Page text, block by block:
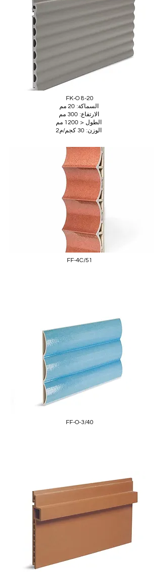
FK-O 8-20
السماكة: 20 مم
الارتفاع: 300 مم
الطول < 1200 مم
الوزن: 30 كجم/م2
FF-4C/51
FF-O-3/40